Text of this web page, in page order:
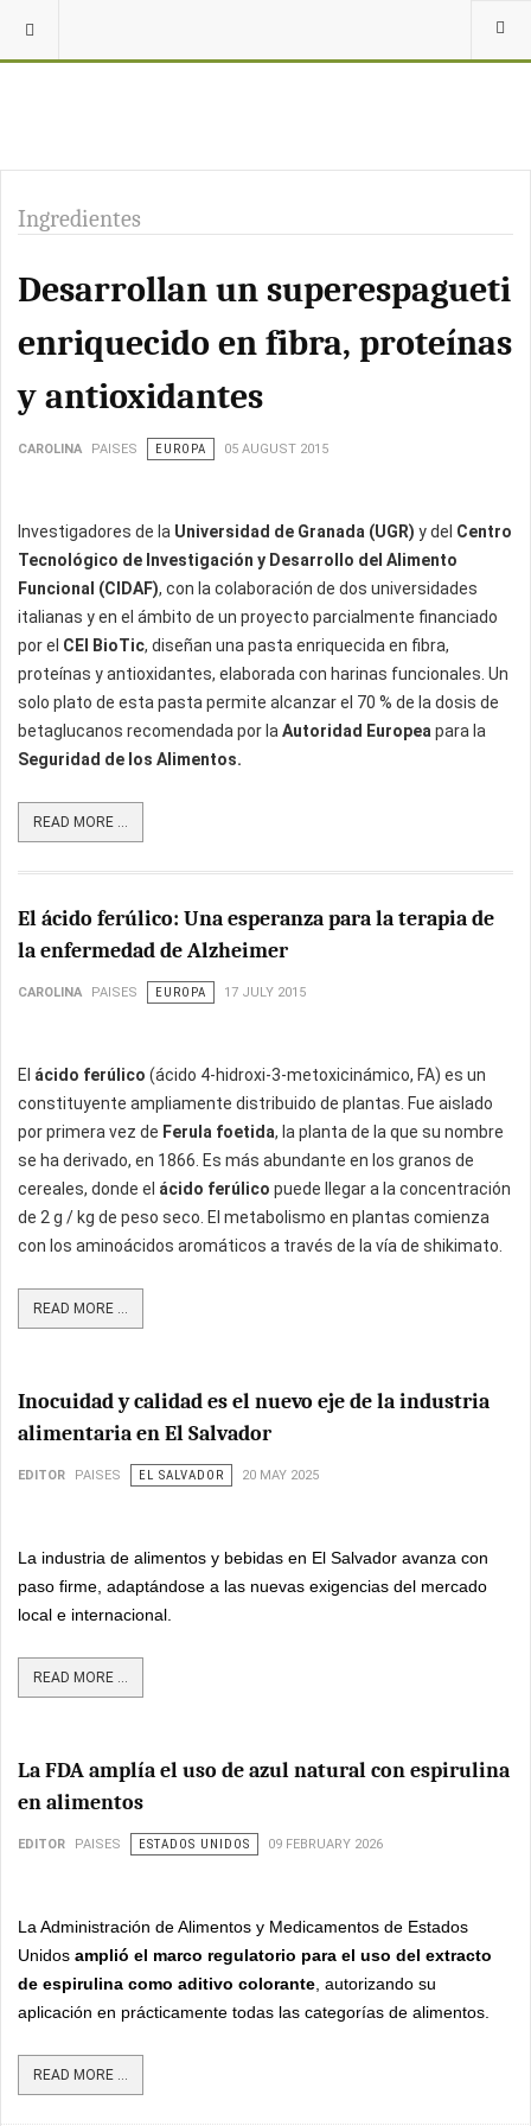
Ingredientes
Desarrollan un superespagueti
enriquecido en fibra, proteínas
y antioxidantes
CAROLINA PAISES EUROPA 05 AUGUST 2015
Investigadores de la Universidad de Granada (UGR) y del Centro
Tecnológico de Investigación y Desarrollo del Alimento
Funcional (CIDAF), con la colaboración de dos universidades
italianas y en el ámbito de un proyecto parcialmente financiado
por el CEI BioTic, diseñan una pasta enriquecida en fibra,
proteínas y antioxidantes, elaborada con harinas funcionales. Un
solo plato de esta pasta permite alcanzar el 70 % de la dosis de
betaglucanos recomendada por la Autoridad Europea para la
Seguridad de los Alimentos.
READ MORE ...
El ácido ferúlico: Una esperanza para la terapia de
la enfermedad de Alzheimer
CAROLINA PAISES EUROPA 17 JULY 2015
El ácido ferúlico (ácido 4-hidroxi-3-metoxicinámico, FA) es un
constituyente ampliamente distribuido de plantas. Fue aislado
por primera vez de Ferula foetida, la planta de la que su nombre
se ha derivado, en 1866. Es más abundante en los granos de
cereales, donde el ácido ferúlico puede llegar a la concentración
de 2 g / kg de peso seco. El metabolismo en plantas comienza
con los aminoácidos aromáticos a través de la vía de shikimato.
READ MORE ...
Inocuidad y calidad es el nuevo eje de la industria
alimentaria en El Salvador
EDITOR PAISES EL SALVADOR 20 MAY 2025
La industria de alimentos y bebidas en El Salvador avanza con
paso firme, adaptándose a las nuevas exigencias del mercado
local e internacional.
READ MORE ...
La FDA amplía el uso de azul natural con espirulina
en alimentos
EDITOR PAISES ESTADOS UNIDOS 09 FEBRUARY 2026
La Administración de Alimentos y Medicamentos de Estados
Unidos amplió el marco regulatorio para el uso del extracto
de espirulina como aditivo colorante , autorizando su
aplicación en prácticamente todas las categorías de alimentos.
READ MORE ...